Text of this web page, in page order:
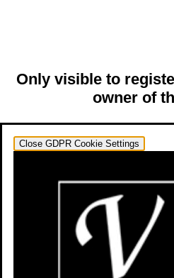
Only visible to
owner of
Close GDPR Cookie Settings